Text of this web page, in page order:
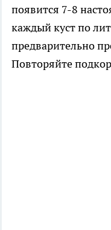
появится 7-8
каждый куст по
предварительно
Повторяйте